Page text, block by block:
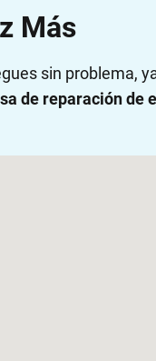
Más
sin problema,
de reparación de